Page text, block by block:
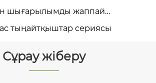
шығарылымды жаппай
тыңайтқыштар сериясы
тыңайтқыштар сериясы
Сұрау жіберу